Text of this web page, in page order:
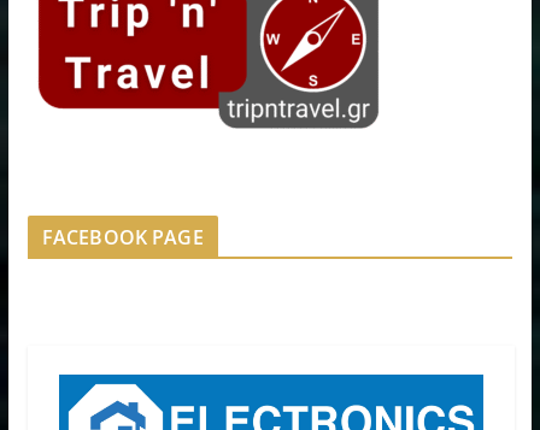
FACEBOOK PAGE